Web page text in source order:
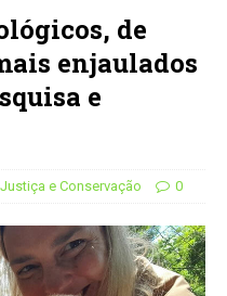
de
enjaulados
e
e Conservação 0